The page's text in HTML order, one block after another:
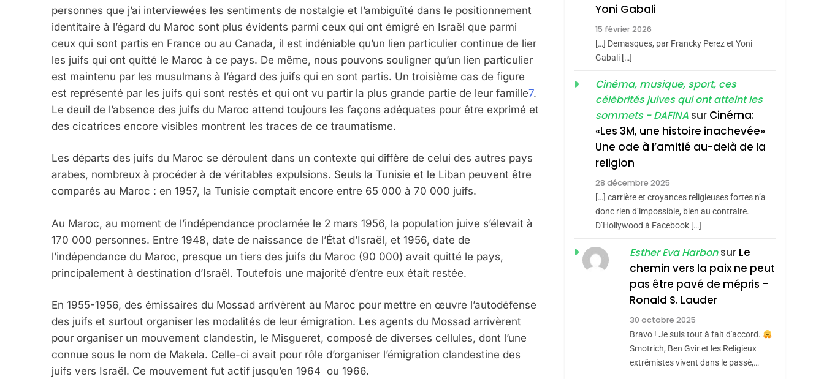
personnes que j’ai interviewées les sentiments de nostalgie et l’ambiguïté dans le positionnement
identitaire à l’égard du Maroc sont plus évidents parmi ceux qui ont émigré en Israël que parmi
ceux qui sont partis en France ou au Canada, il est indéniable qu’un lien particulier continue de lier
les juifs qui ont quitté le Maroc à ce pays. De même, nous pouvons souligner qu’un lien particulier
est maintenu par les musulmans à l’égard des juifs qui en sont partis. Un troisième cas de figure
est représenté par les juifs qui sont restés et qui ont vu partir la plus grande partie de leur famille7.
Le deuil de l’absence des juifs du Maroc attend toujours les façons adéquates pour être exprimé et
des cicatrices encore visibles montrent les traces de ce traumatisme.
Les départs des juifs du Maroc se déroulent dans un contexte qui diffère de celui des autres pays
arabes, nombreux à procéder à de véritables expulsions. Seuls la Tunisie et le Liban peuvent être
comparés au Maroc : en 1957, la Tunisie comptait encore entre 65 000 à 70 000 juifs.
Au Maroc, au moment de l’indépendance proclamée le 2 mars 1956, la population juive s’élevait à
170 000 personnes. Entre 1948, date de naissance de l’État d’Israël, et 1956, date de
l’indépendance du Maroc, presque un tiers des juifs du Maroc (90 000) avait quitté le pays,
principalement à destination d’Israël. Toutefois une majorité d’entre eux était restée.
En 1955-1956, des émissaires du Mossad arrivèrent au Maroc pour mettre en œuvre l’autodéfense
des juifs et surtout organiser les modalités de leur émigration. Les agents du Mossad arrivèrent
pour organiser un mouvement clandestin, le Misgueret, composé de diverses cellules, dont l’une
connue sous le nom de Makela. Celle-ci avait pour rôle d’organiser l’émigration clandestine des
juifs vers Israël. Ce mouvement fut actif jusqu’en 1964 ou 1966.
Boy George
Accords D’Isaac:
L’alliance Pourrait
S’étendre À 13 Pays
D’Amérique Latine
ISRAÉL JUDAISME
5
Meurtrière Selon Le
Rapport D’ADL
Contre
L’antisémitisme
FRANCE ISRAÉL
FIÈRE, DIGNE ET
RÉSILIENTE :
POURQUOI JE
REVENDIQUE MA
JUDAÏTE Par Thérèse
Zrihen-Dvir
ISRAÉL JUDAISME
CE QUI NOUS
MANQUE – Jacques
Hadida
JUDAISME
Maroc : Les Amandes
Yoni Gabali
15 février 2026
[…] Demasques, par Francky Perez et Yoni
Gabali […]
Cinéma, musique, sport, ces
célébrités juives qui ont atteint les
sommets - DAFINA sur Cinéma:
«Les 3M, une histoire inachevée»
Une ode à l’amitié au-delà de la
religion
28 décembre 2025
[…] carrière et croyances religieuses fortes n’a
donc rien d’impossible, bien au contraire.
D’Hollywood à Facebook […]
Esther Eva Harbonsur Le
chemin vers la paix ne peut
pas être pavé de mépris –
Ronald S. Lauder
30 octobre 2025
Bravo ! Je suis tout à fait d'accord.
Smotrich, Ben Gvir et les Religieux
extrêmistes vivent dans le passé,…